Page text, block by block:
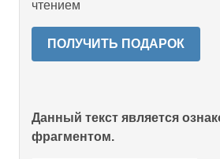
чтением
ПОЛУЧИТЬ ПОДАРОК
Данный текст является
фрагментом.